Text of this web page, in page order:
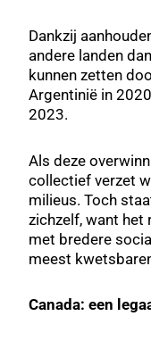
Dankzij
andere landen
kunnen zetten
Argentinië in
2023.
Als deze
collectief verzet
milieus. Toch
zichzelf, want het
met bredere
meest
Canada: een